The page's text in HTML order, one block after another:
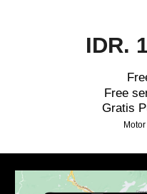
IDR.
Free
Gratis